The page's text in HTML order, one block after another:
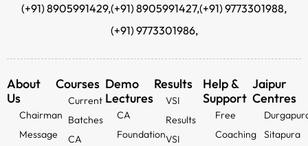
(+91) 8905991429,(+91) 8905991427,(+91) 9773301988,
(+91) 9773301986,
About
Us
Chairman
Message
Courses
Current
Batches
CA
Demo
Lectures
CA
Foundation
Results
VSI
Results
VSI
Help &
Support
Free
Coaching
Jaipur
Centres
Sitapura